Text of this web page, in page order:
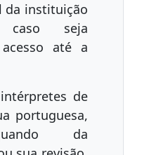
da instituição
caso seja
até a
de
portuguesa,
da